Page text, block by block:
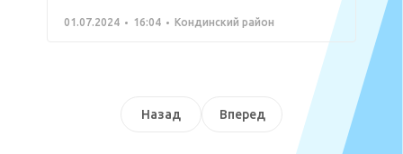
01.07.2024 16:04 Кондинский район
Назад Вперед